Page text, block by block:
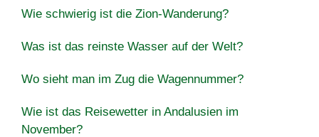
Wie schwierig ist die Zion-Wanderung?
Was ist das reinste Wasser auf der Welt?
Wo sieht man im Zug die Wagennummer?
Wie ist das Reisewetter in Andalusien im
November?